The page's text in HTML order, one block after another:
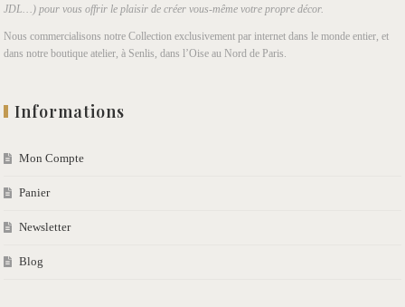
JDL…) pour vous offrir le plaisir de créer vous-même votre propre décor.
Nous commercialisons notre Collection exclusivement par internet dans le monde entier, et
dans notre boutique atelier, à Senlis, dans l’Oise au Nord de Paris.
Informations
Mon Compte
Panier
Newsletter
Blog